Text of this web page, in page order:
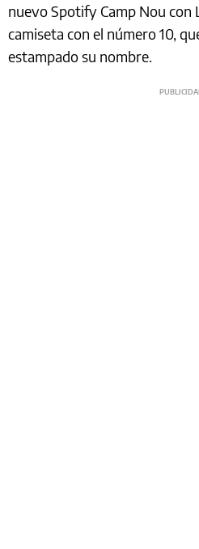
nuevo Spotify Camp Nou con
camiseta con el número 10,
estampado su nombre.